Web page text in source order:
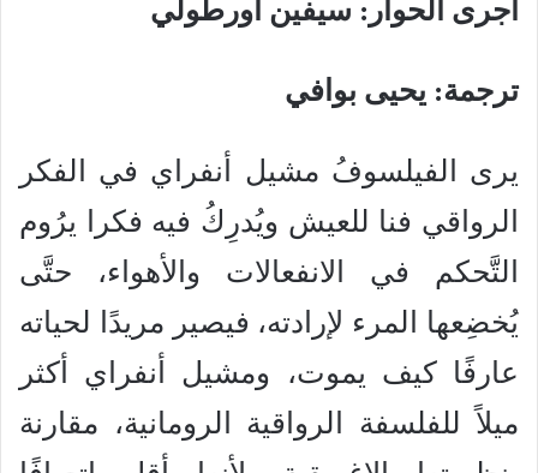
أجرى الحوار: سيفين أورطولي
ترجمة: يحيى بوافي
يرى الفيلسوفُ مشيل أنفراي في الفكر
الرواقي فنا للعيش ويُدرِكُ فيه فكرا يرُوم
التَّحكم في الانفعالات والأهواء، حتَّى
يُخضِعها المرء لإرادته، فيصير مريدًا لحياته
عارفًا كيف يموت، ومشيل أنفراي أكثر
ميلاً للفلسفة الرواقية الرومانية، مقارنة